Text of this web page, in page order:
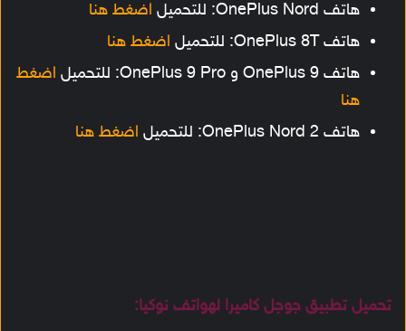
هاتف OnePlus Nord: للتحميل
اضغط هنا
هاتف OnePlus 8T: للتحميل
اضغط هنا
هاتف OnePlus 9 و OnePlus 9 Pro: للتحميل
اضغط
هنا
هاتف OnePlus Nord 2: للتحميل
اضغط هنا
تحميل تطبيق جوجل كاميرا لهواتف نوكيا: